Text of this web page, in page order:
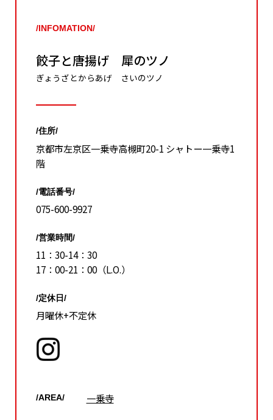
/INFOMATION/
餃子と唐揚げ 犀のツノ
ぎょうざとからあげ さいのツノ
/住所/
京都市左京区一乗寺高槻町20-1 シャトー一乗寺1
階
/電話番号/
075-600-9927
/営業時間/
11：30-14：30
17：00-21：00（L.O.）
/定休日/
月曜休+不定休
/AREA/ 一乗寺